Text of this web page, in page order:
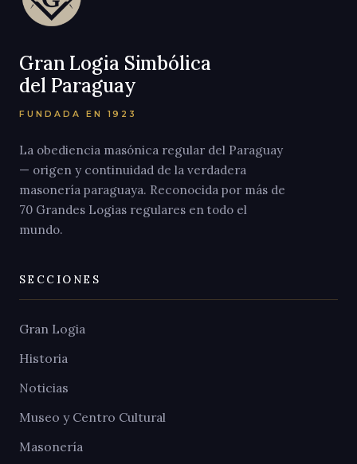
Gran Logia Simbólica
del Paraguay
FUNDADA EN 1923
La obediencia masónica regular del Paraguay
— origen y continuidad de la verdadera
masonería paraguaya. Reconocida por más de
70 Grandes Logias regulares en todo el
mundo.
SECCIONES
Gran Logia
Historia
Noticias
Museo y Centro Cultural
Masonería